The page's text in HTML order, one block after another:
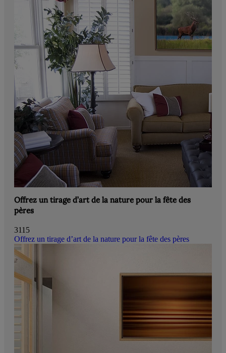
Offrez un tirage d’art de la nature pour la fête des
pères
3115
Offrez un tirage d’art de la nature pour la fête des pères